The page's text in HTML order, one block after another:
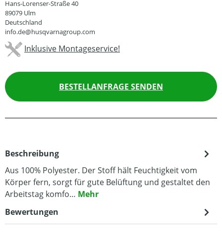
Hans-Lorenser-Straße 40
89079 Ulm
Deutschland
info.de@husqvarnagroup.com
Inklusive Montageservice!
BESTELLANFRAGE SENDEN
Beschreibung
Aus 100% Polyester. Der Stoff hält Feuchtigkeit vom
Körper fern, sorgt für gute Belüftung und gestaltet den
Arbeitstag komfo… Mehr
Bewertungen